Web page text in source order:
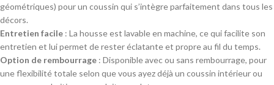
géométriques) pour un coussin qui s’intègre parfaitement dans tous les
décors.
Entretien facile : La housse est lavable en machine, ce qui facilite son
entretien et lui permet de rester éclatante et propre au fil du temps.
Option de rembourrage : Disponible avec ou sans rembourrage, pour
une flexibilité totale selon que vous ayez déjà un coussin intérieur ou